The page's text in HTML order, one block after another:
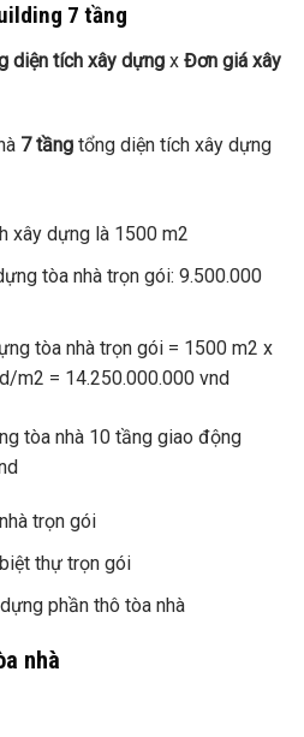
7 tầng
diện tích xây dựng x Đơn giá xây
7 tầngtổng diện tích xây dựng
xây dựng là 1500 m2
tòa nhà trọn gói: 9.500.000
tòa nhà trọn gói = 1500 m2 x
m2 = 14.250.000.000 vnd
tòa nhà 10 tầng giao động
trọn gói
thự trọn gói
phần thô tòa nhà
nhà